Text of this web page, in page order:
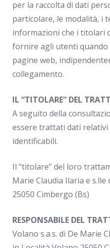
per la raccolta di dati
particolare, le modalità, i
informazioni che i titolari
fornire agli utenti quando
pagine web,
collegamento.
IL “TITOLARE” DEL
A seguito della
essere trattati dati
identificabili.
Il “titolare” del loro
Marie Claudia Ilaria e
25050 Cimbergo (Bs)
RESPONSABILE DEL
Volano s.a.s. di De Marie